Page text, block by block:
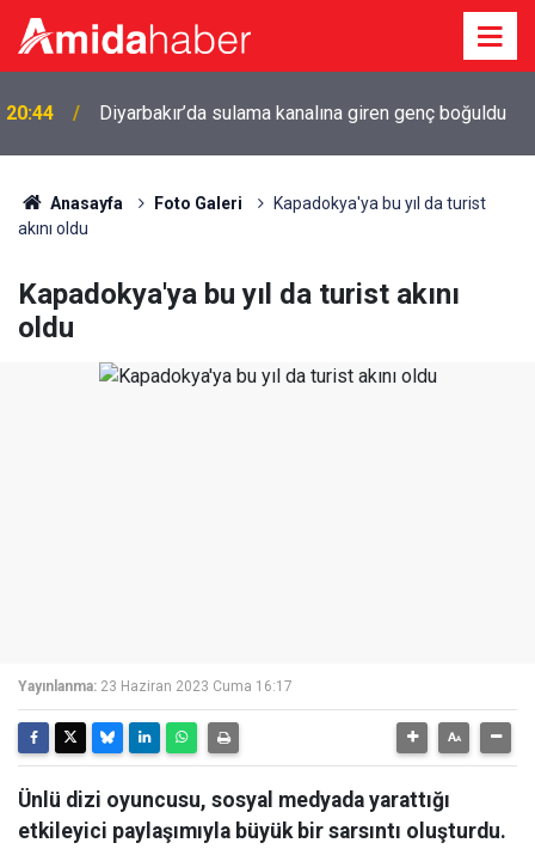
20:44 Diyarbakır’da sulama kanalına giren genç boğuldu
Anasayfa Foto Galeri
Kapadokya'ya bu yıl da turist
akını oldu
Kapadokya'ya bu yıl da turist akını
oldu
Yayınlanma: 23 Haziran 2023 Cuma 16:17
Ünlü dizi oyuncusu, sosyal medyada yarattığı
etkileyici paylaşımıyla büyük bir sarsıntı oluşturdu.